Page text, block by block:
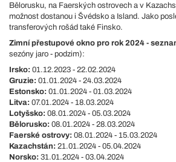
Bělorusku, na Faerských ostrovech a v
možnost dostanou i Švédsko a Island. Jako
transferových rošád také Finsko.
Zimní přestupové okno pro rok 2024 -
sezóny jaro - podzim):
Irsko: 01.12.2023 - 22.02.2024
Gruzie: 01.01.2024 - 24.03.2024
Estonsko: 01.01.2024 - 01.03.2024
Litva: 07.01.2024 - 18.03.2024
Lotyšsko: 08.01.2024 - 05.03.2024
Bělorusko: 08.01.2024 - 28.03.2024
Faerské ostrovy: 08.01.2024 - 15.03.2024
Kazachstán: 21.01.2024 - 05.04.2024
Norsko: 31.01.2024 - 03.04.2024